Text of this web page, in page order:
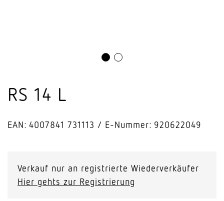
RS 14 L
EAN: 4007841 731113 E-Nummer: 920622049
Verkauf nur an registrierte Wiederverkäufer
Hier gehts zur Registrierung